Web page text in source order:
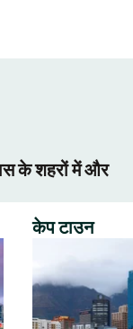
के शहरों में और
केप टाउन